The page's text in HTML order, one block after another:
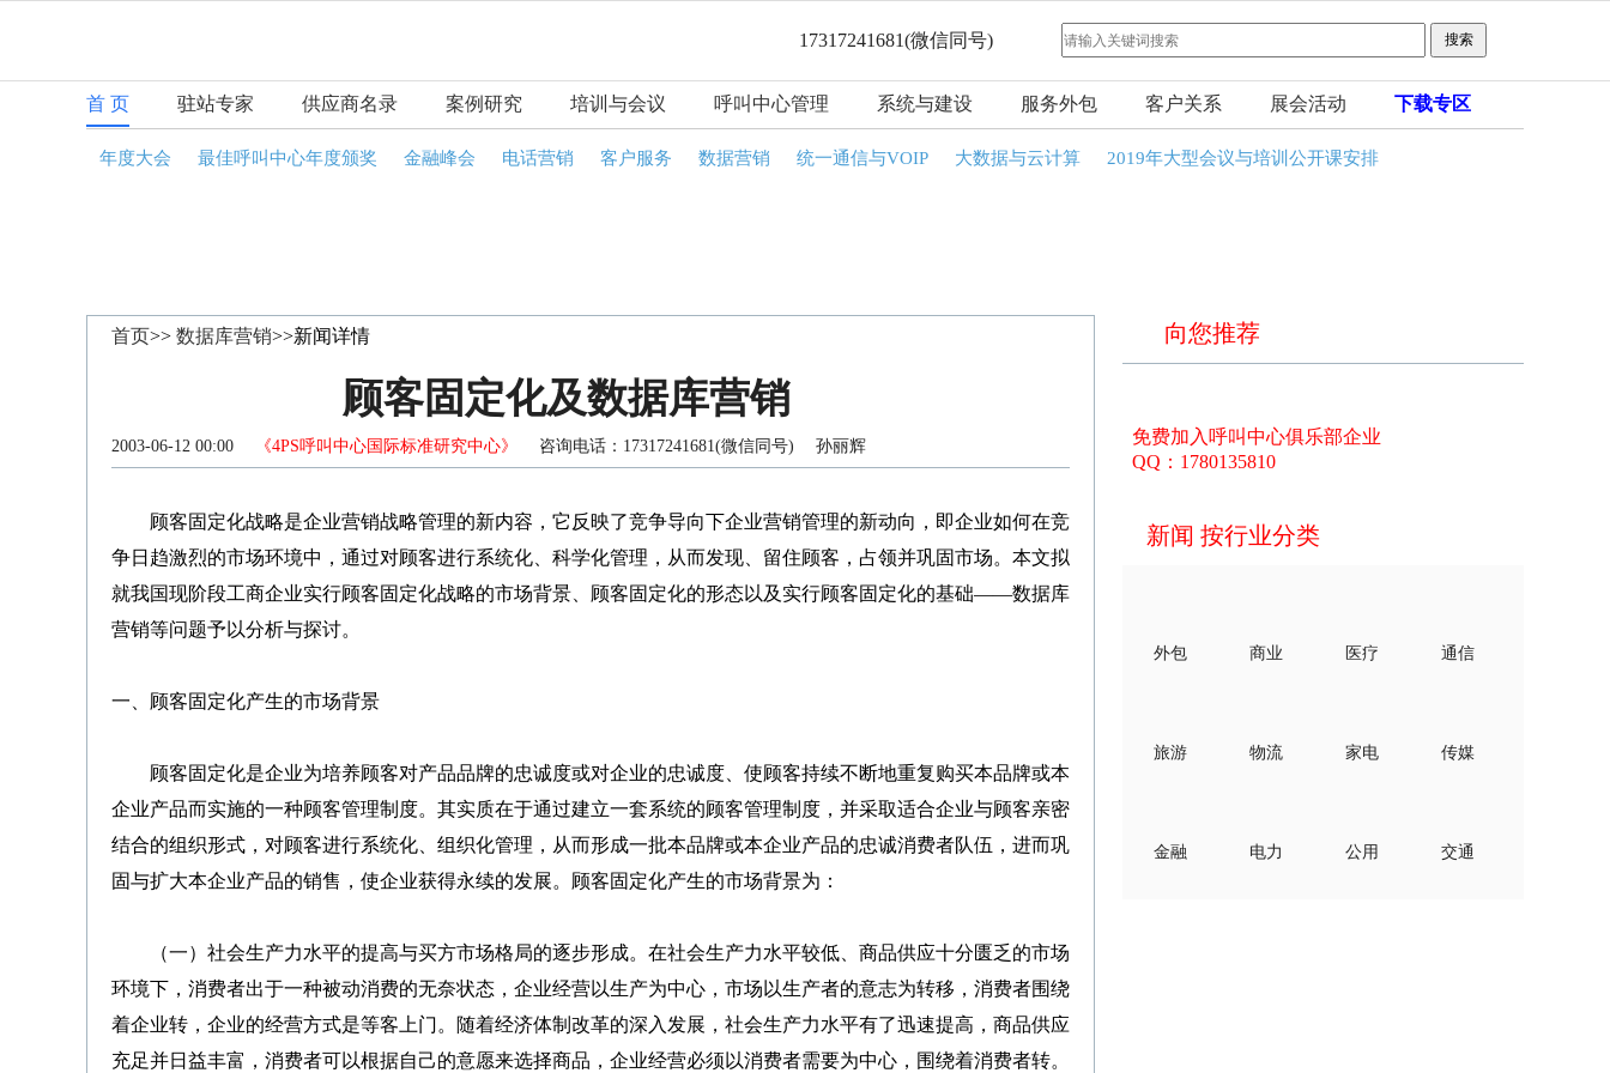
17317241681(微信同号)
首 页 驻站专家 供应商名录 案例研究 培训与会议 呼叫中心管理 系统与建设 服务外包 客户关系 展会活动 下载专区
年度大会 最佳呼叫中心年度颁奖 金融峰会 电话营销 客户服务 数据营销 统一通信与VOIP 大数据与云计算 2019年大型会议与培训公开课安排
首页>> 数据库营销>>新闻详情
顾客固定化及数据库营销
2003-06-12 00:00 《4PS呼叫中心国际标准研究中心》 咨询电话：17317241681(微信同号) 孙丽辉
顾客固定化战略是企业营销战略管理的新内容，它反映了竞争导向下企业营销管理的新动向，即企业如何在竞
争日趋激烈的市场环境中，通过对顾客进行系统化、科学化管理，从而发现、留住顾客，占领并巩固市场。本文拟
就我国现阶段工商企业实行顾客固定化战略的市场背景、顾客固定化的形态以及实行顾客固定化的基础——数据库
营销等问题予以分析与探讨。
一、顾客固定化产生的市场背景
顾客固定化是企业为培养顾客对产品品牌的忠诚度或对企业的忠诚度、使顾客持续不断地重复购买本品牌或本
企业产品而实施的一种顾客管理制度。其实质在于通过建立一套系统的顾客管理制度，并采取适合企业与顾客亲密
结合的组织形式，对顾客进行系统化、组织化管理，从而形成一批本品牌或本企业产品的忠诚消费者队伍，进而巩
固与扩大本企业产品的销售，使企业获得永续的发展。顾客固定化产生的市场背景为：
（一）社会生产力水平的提高与买方市场格局的逐步形成。在社会生产力水平较低、商品供应十分匮乏的市场
环境下，消费者出于一种被动消费的无奈状态，企业经营以生产为中心，市场以生产者的意志为转移，消费者围绕
着企业转，企业的经营方式是等客上门。随着经济体制改革的深入发展，社会生产力水平有了迅速提高，商品供应
充足并日益丰富，消费者可以根据自己的意愿来选择商品，企业经营必须以消费者需要为中心，围绕着消费者转。
向您推荐
免费加入呼叫中心俱乐部企业
QQ：1780135810
新闻 按行业分类
外包 商业 医疗 通信
旅游 物流 家电 传媒
金融 电力 公用 交通